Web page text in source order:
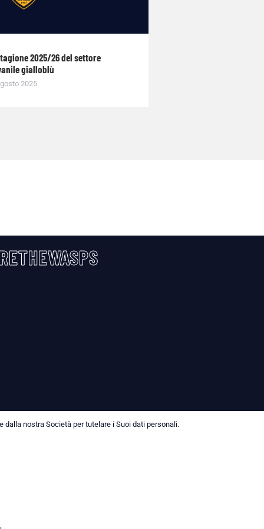
2025/26 del settore
gialloblù
2025
nostra Società per tutelare i Suoi dati personali.